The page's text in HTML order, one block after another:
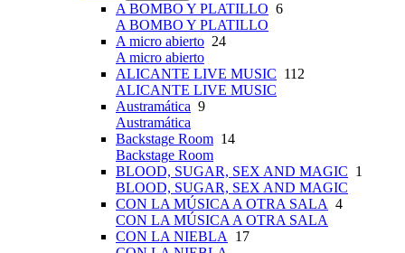
A BOMBO Y PLATILLO 6
A BOMBO Y PLATILLO
A micro abierto 24
A micro abierto
ALICANTE LIVE MUSIC 112
ALICANTE LIVE MUSIC
Austramática 9
Austramática
Backstage Room 14
Backstage Room
BLOOD, SUGAR, SEX AND MAGIC 1
BLOOD, SUGAR, SEX AND MAGIC
CON LA MÚSICA A OTRA SALA 4
CON LA MÚSICA A OTRA SALA
CON LA NIEBLA
17